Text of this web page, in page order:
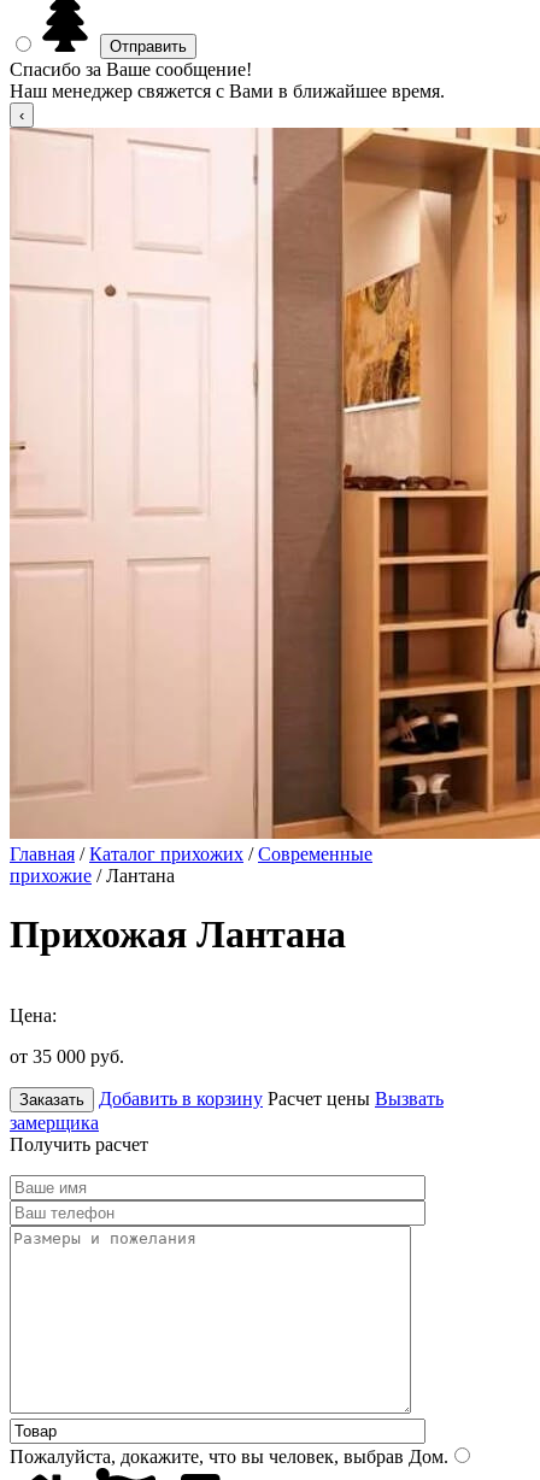
Спасибо за Ваше сообщение!
Наш менеджер свяжется с Вами в ближайшее время.
Главная /Каталог прихожих /Современные
прихожие / Лантана
Прихожая Лантана
Цена:
от 35 000 руб.
Заказать Добавить в корзину Расчет цены Вызвать
замерщика
Получить расчет
Пожалуйста, докажите, что вы человек, выбрав Дом.